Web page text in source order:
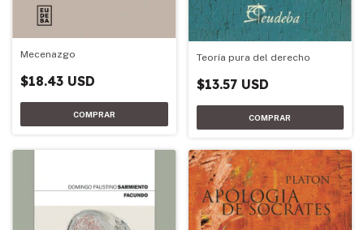
Mecenazgo
$18.43 USD
Teoría pura del derecho
$13.57 USD